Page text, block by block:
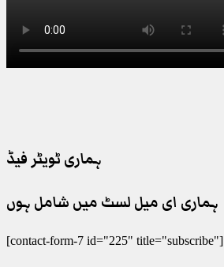
ہماری ٹویٹر فیڈ
ہماری ای میل لسٹ میں شامل ہوں
[contact-form-7 id="225" title="subscribe"]